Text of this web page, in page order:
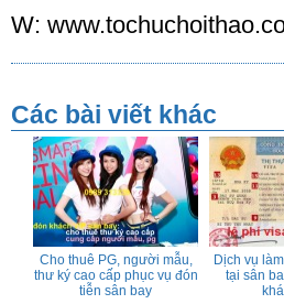
W:
Các bài viết khác
Cho thuê PG, người mẫu,
thư ký cao cấp phục vụ đón
tiễn sân bay
Dịch vụ
tại sân